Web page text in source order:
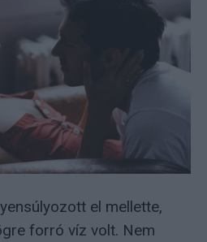
el mellette,
forró víz volt. Nem